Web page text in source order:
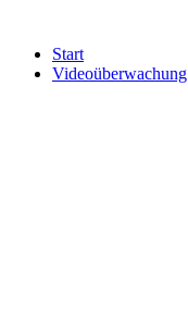
Start
Videoüberwachung